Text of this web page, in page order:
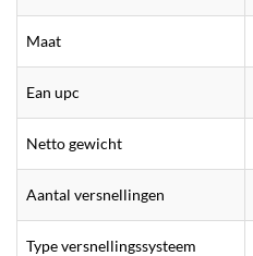
Maat
Ean upc
Netto gewicht
Aantal versnellingen
Type versnellingssysteem